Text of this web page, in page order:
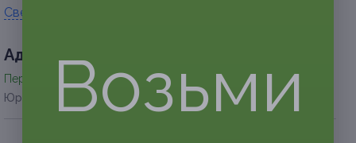
Свернуть
Адресa
Перейти на сайт партнера
Юридическая информация о партнёре
Возьми